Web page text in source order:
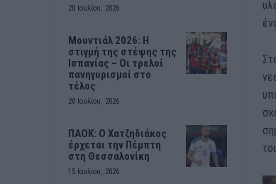
20 Ιουλίου, 2026
Μουντιάλ 2026: Η
στιγμή της στέψης της
Ισπανίας – Οι τρελοί
πανηγυρισμοί στο
τέλος
20 Ιουλίου, 2026
ΠΑΟΚ: Ο Χατζηδιάκος
έρχεται την Πέμπτη
στη Θεσσαλονίκη
15 Ιουλίου, 2026